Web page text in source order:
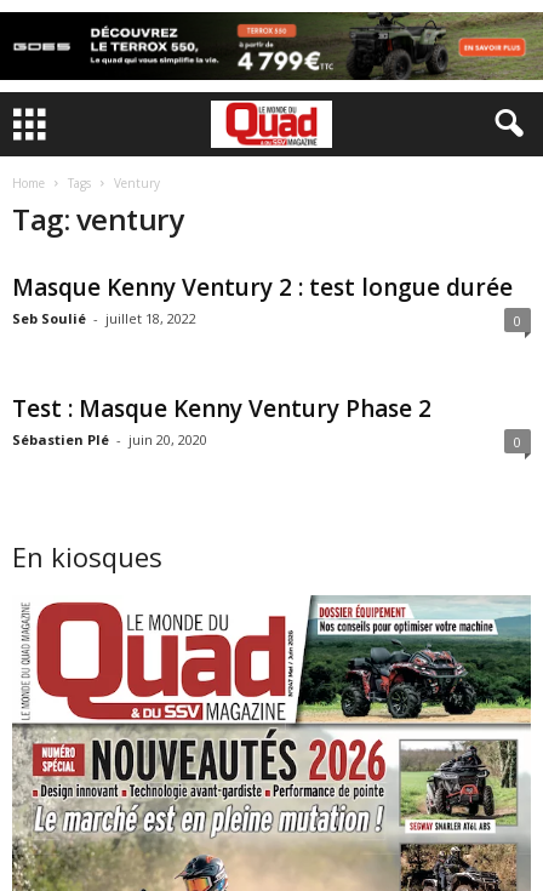
Home Tags Ventury
Tag: ventury
Masque Kenny Ventury 2 : test longue durée
Seb Soulié - juillet 18, 2022 0
Test : Masque Kenny Ventury Phase 2
Sébastien Plé - juin 20, 2020 0
En kiosques